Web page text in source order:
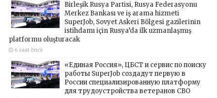
Birleşik Rusya Partisi, Rusya Federasyonu
Merkez Bankası ve iş arama hizmeti
SuperJob, Sovyet Askeri Bölgesi gazilerinin
istihdamı için Rusya’da ilk uzmanlaşmış
platformu oluşturacak
6 saat önce
«Единая Россия», ЦБСТ и сервис по поиску
работы SuperJob создадут первую в
России специализированную платформу
для трудоустройства ветеранов СВО